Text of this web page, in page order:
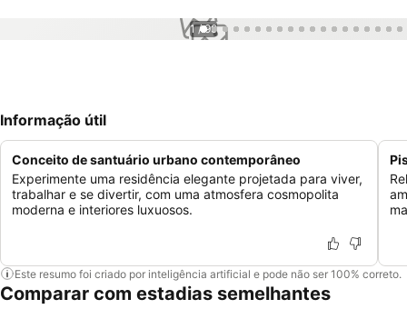
1 / 99
Informação útil
Conceito de santuário urbano contemporâneo
Experimente uma residência elegante projetada para viver,
trabalhar e se divertir, com uma atmosfera cosmopolita
moderna e interiores luxuosos.
Este resumo foi criado por inteligência artificial e pode não ser 100% correto.
Comparar com estadias semelhantes